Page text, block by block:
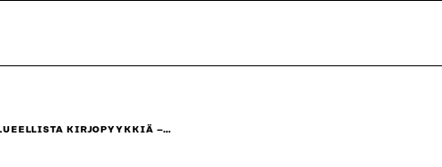
KIRJOPYYKKIÄ –…